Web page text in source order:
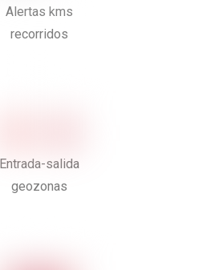
Alertas kms
recorridos
Entrada-salida
geozonas